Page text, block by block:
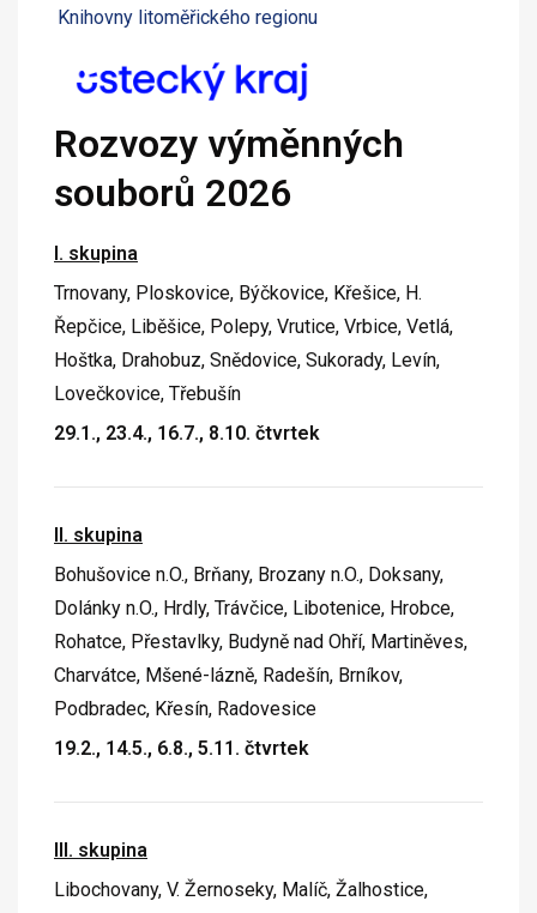
Knihovny litoměřického regionu
Rozvozy výměnných
souborů 2026
I. skupina
Trnovany, Ploskovice, Býčkovice, Křešice, H.
Řepčice, Liběšice, Polepy, Vrutice, Vrbice, Vetlá,
Hoštka, Drahobuz, Snědovice, Sukorady, Levín,
Lovečkovice, Třebušín
29.1., 23.4., 16.7., 8.10. čtvrtek
II. skupina
Bohušovice n.O., Brňany, Brozany n.O., Doksany,
Dolánky n.O., Hrdly, Trávčice, Libotenice, Hrobce,
Rohatce, Přestavlky, Budyně nad Ohří, Martiněves,
Charvátce, Mšené-lázně, Radešín, Brníkov,
Podbradec, Křesín, Radovesice
19.2., 14.5., 6.8., 5.11. čtvrtek
III. skupina
Libochovany, V. Žernoseky, Malíč, Žalhostice,